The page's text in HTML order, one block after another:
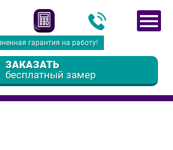
гарантия на работу!
ЗАКАЗАТЬ
бесплатный замер